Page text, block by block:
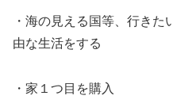
・海の見える国等、行きた
由な生活をする
・家１つ目を購入